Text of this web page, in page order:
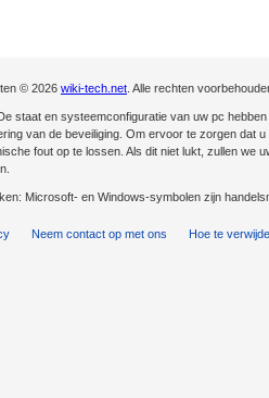
© 2026 wiki-tech.net . Alle rechten
staat en systeemconfiguratie van uw pc
van de beveiliging. Om ervoor te zorgen dat
fout op te lossen. Als dit niet lukt, zullen we
Microsoft- en Windows-symbolen zijn
Neem contact op met ons Hoe te